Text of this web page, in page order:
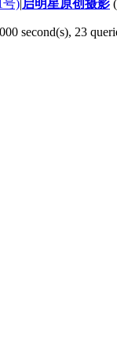
号) 启明星原创摄影
second(s), 23